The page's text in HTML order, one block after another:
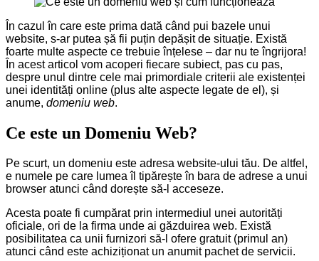
În cazul în care este prima dată când pui bazele unui
website, s-ar putea șă fii puțin depășit de situație. Există
foarte multe aspecte ce trebuie înțelese – dar nu te îngrijora!
În acest articol vom acoperi fiecare subiect, pas cu pas,
despre unul dintre cele mai primordiale criterii ale existenței
unei identități online (plus alte aspecte legate de el), și
anume, domeniu web.
Ce este un Domeniu Web?
Pe scurt, un domeniu este adresa website-ului tău. De altfel,
e numele pe care lumea îl tipărește în bara de adrese a unui
browser atunci când dorește să-l acceseze.
Acesta poate fi cumpărat prin intermediul unei autorități
oficiale, ori de la firma unde ai găzduirea web. Există
posibilitatea ca unii furnizori să-l ofere gratuit (primul an)
atunci când este achiziționat un anumit pachet de servicii.